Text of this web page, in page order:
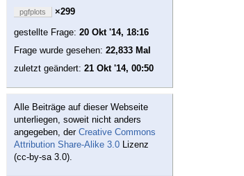
}{4}$, $-\frac
pgfplots
×299
gestellte Frage: 20 Okt '14, 18:16
Frage wurde gesehen: 22,833 Mal
zuletzt geändert: 21 Okt '14, 00:50
Alle Beiträge auf dieser Webseite
unterliegen, soweit nicht anders
angegeben, der Creative Commons
Attribution Share-Alike 3.0 Lizenz
(cc-by-sa 3.0).